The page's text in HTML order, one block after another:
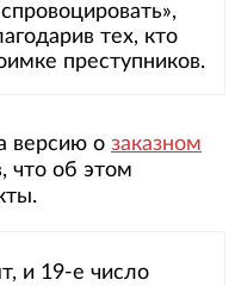
тех, кто
преступников.
версию о заказном
что об этом
и 19-е число